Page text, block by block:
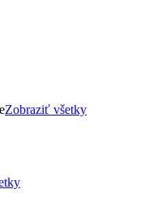
Zobraziť všetky